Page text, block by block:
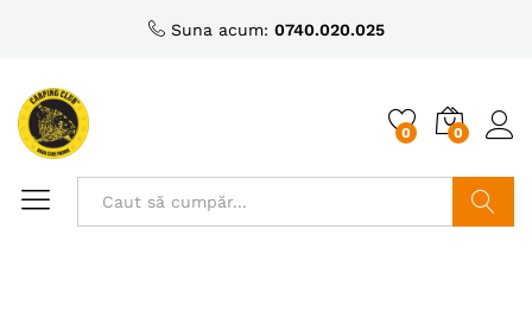
Suna acum: 0740.020.025
0 0